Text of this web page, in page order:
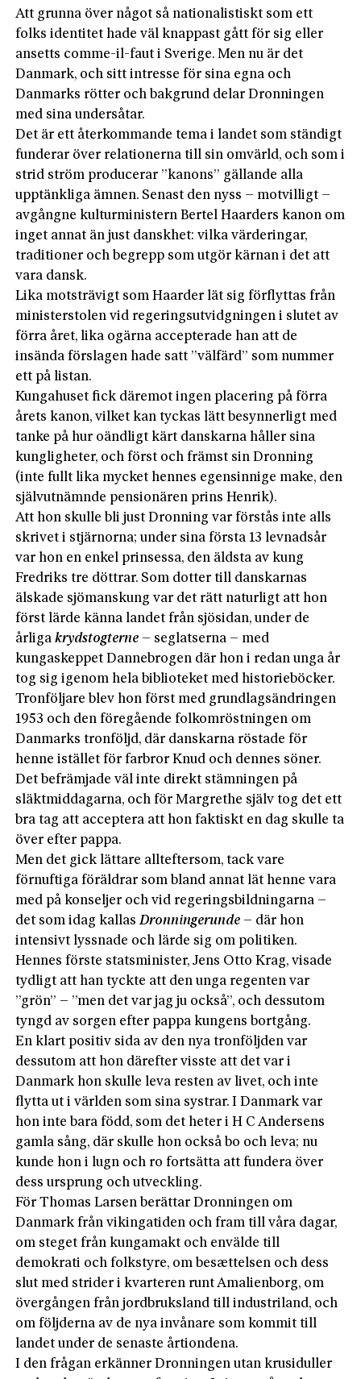
Att grunna över något så nationalistiskt som ett
folks identitet hade väl knappast gått för sig eller
ansetts comme-il-faut i Sverige. Men nu är det
Danmark, och sitt intresse för sina egna och
Danmarks rötter och bakgrund delar Dronningen
med sina undersåtar.
Det är ett återkommande tema i landet som ständigt
funderar över relationerna till sin omvärld, och som i
strid ström producerar ”kanons” gällande alla
upptänkliga ämnen. Senast den nyss – motvilligt –
avgångne kulturministern Bertel Haarders kanon om
inget annat än just danskhet: vilka värderingar,
traditioner och begrepp som utgör kärnan i det att
vara dansk.
Lika motsträvigt som Haarder lät sig förflyttas från
ministerstolen vid regeringsutvidgningen i slutet av
förra året, lika ogärna accepterade han att de
insända förslagen hade satt ”välfärd” som nummer
ett på listan.
Kungahuset fick däremot ingen placering på förra
årets kanon, vilket kan tyckas lätt besynnerligt med
tanke på hur oändligt kärt danskarna håller sina
kungligheter, och först och främst sin Dronning
(inte fullt lika mycket hennes egensinnige make, den
självutnämnde pensionären prins Henrik).
Att hon skulle bli just Dronning var förstås inte alls
skrivet i stjärnorna; under sina första 13 levnadsår
var hon en enkel prinsessa, den äldsta av kung
Fredriks tre döttrar. Som dotter till danskarnas
älskade sjömanskung var det rätt naturligt att hon
först lärde känna landet från sjösidan, under de
årligakrydstogterne – seglatserna – med
kungaskeppet Dannebrogen där hon i redan unga år
tog sig igenom hela biblioteket med historieböcker.
Tronföljare blev hon först med grundlagsändringen
1953 och den föregående folkomröstningen om
Danmarks tronföljd, där danskarna röstade för
henne istället för farbror Knud och dennes söner.
Det befrämjade väl inte direkt stämningen på
släktmiddagarna, och för Margrethe själv tog det ett
bra tag att acceptera att hon faktiskt en dag skulle ta
över efter pappa.
Men det gick lättare allteftersom, tack vare
förnuftiga föräldrar som bland annat lät henne vara
med på konseljer och vid regeringsbildningarna –
det som idag kallasDronningerunde – där hon
intensivt lyssnade och lärde sig om politiken.
Hennes förste statsminister, Jens Otto Krag, visade
tydligt att han tyckte att den unga regenten var
”grön” – ”men det var jag ju också”, och dessutom
tyngd av sorgen efter pappa kungens bortgång.
En klart positiv sida av den nya tronföljden var
dessutom att hon därefter visste att det var i
Danmark hon skulle leva resten av livet, och inte
flytta ut i världen som sina systrar. I Danmark var
hon inte bara född, som det heter i H C Andersens
gamla sång, där skulle hon också bo och leva; nu
kunde hon i lugn och ro fortsätta att fundera över
dess ursprung och utveckling.
För Thomas Larsen berättar Dronningen om
Danmark från vikingatiden och fram till våra dagar,
om steget från kungamakt och envälde till
demokrati och folkstyre, om besættelsen och dess
slut med strider i kvarteren runt Amalienborg, om
övergången från jordbruksland till industriland, och
om följderna av de nya invånare som kommit till
landet under de senaste årtiondena.
I den frågan erkänner Dronningen utan krusiduller